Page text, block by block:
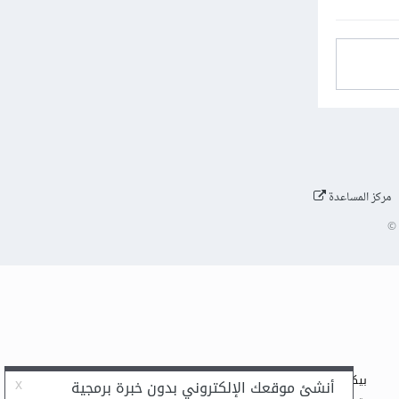
مركز المساعدة
©